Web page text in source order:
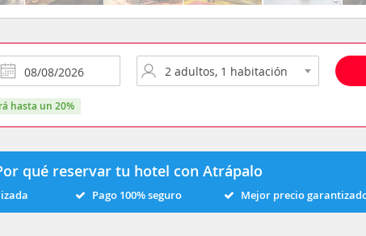
hasta un 20%
qué reservar tu hotel con Atrápalo
Pago 100% seguro Mejor precio